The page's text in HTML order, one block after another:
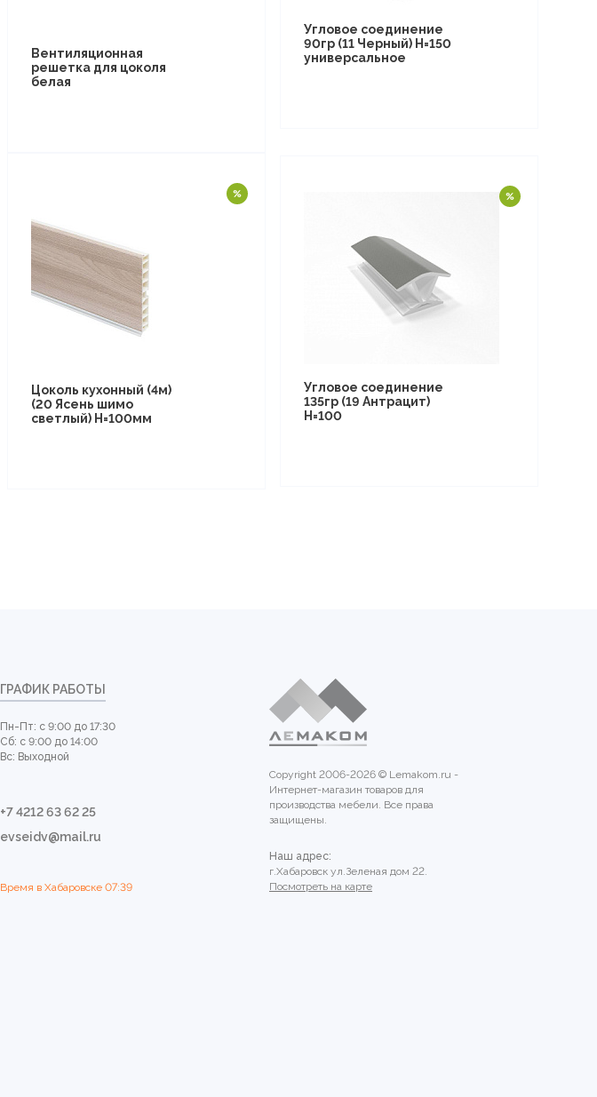
Вентиляционная
решетка для цоколя
белая
Угловое соединение
90гр (11 Черный) Н=150
универсальное
Цоколь кухонный (4м)
(20 Ясень шимо
светлый) Н=100мм
Угловое соединение
135гр (19 Антрацит)
Н=100
ГРАФИК РАБОТЫ
Пн-Пт: с 9:00 до 17:30
Сб: с 9:00 до 14:00
Вс: Выходной
+7 4212 63 62 25
evseidv@mail.ru
Время в Хабаровске 07:39
Copyright 2006-2026 © Lemakom.ru -
Интернет-магазин товаров для
производства мебели. Все права
защищены.
Наш адрес:
г.Хабаровск ул.Зеленая дом 22.
Посмотреть на карте